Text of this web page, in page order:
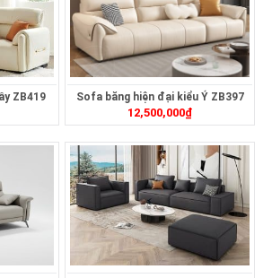
ZB419 Sofa băng hiện đại kiểu Ý ZB397
12,500,000₫